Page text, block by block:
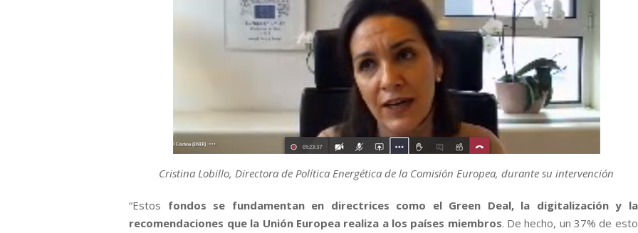
Cristina Lobillo, Directora de Política Energética de la Comisión Europea, durante su intervención
“Estos fondos se fundamentan en directrices como el Green Deal, la digitalización y
recomendaciones que la Unión Europea realiza a los países miembros. De hecho, un 37% de